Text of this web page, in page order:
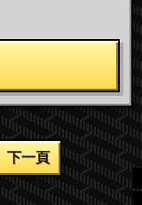
下一頁